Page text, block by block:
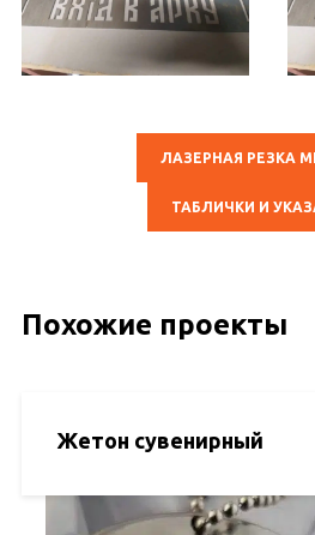
ЛАЗЕРНАЯ РЕЗКА
ТАБЛИЧКИ И
Похожие проекты
Жетон сувенирный